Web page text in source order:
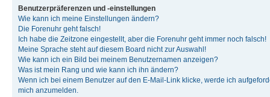
Benutzerpräferenzen und -einstellungen
Wie kann ich meine Einstellungen ändern?
Die Forenuhr geht falsch!
Ich habe die Zeitzone eingestellt, aber die Forenuhr geht immer noch falsch!
Meine Sprache steht auf diesem Board nicht zur Auswahl!
Wie kann ich ein Bild bei meinem Benutzernamen anzeigen?
Was ist mein Rang und wie kann ich ihn ändern?
Wenn ich bei einem Benutzer auf den E-Mail-Link klicke, werde ich
mich anzumelden.